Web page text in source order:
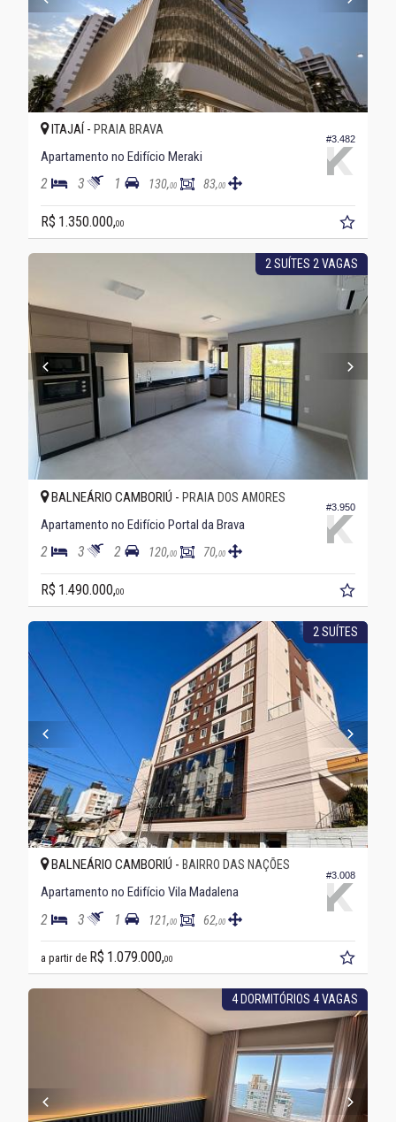
#3.482
ITAJAÍ - PRAIA BRAVA
Apartamento no Edifício Meraki
2 3 1 130,00 83,00
R$ 1.350.000,00
2 SUÍTES 2 VAGAS
#3.950
BALNEÁRIO CAMBORIÚ - PRAIA DOS AMORES
Apartamento no Edifício Portal da Brava
2 3 2 120,00 70,00
R$ 1.490.000,00
2 SUÍTES
#3.008
BALNEÁRIO CAMBORIÚ - BAIRRO DAS NAÇÕES
Apartamento no Edifício Vila Madalena
2 3 1 121,00 62,00
a partir de R$ 1.079.000,00
4 DORMITÓRIOS 4 VAGAS